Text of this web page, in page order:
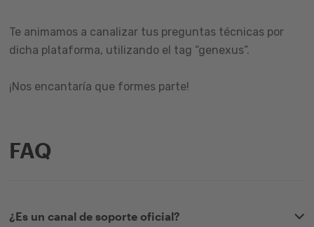
Te animamos a canalizar tus preguntas técnicas por
dicha plataforma, utilizando el tag “genexus”.
¡Nos encantaría que formes parte!
FAQ
¿Es un canal de soporte oficial?